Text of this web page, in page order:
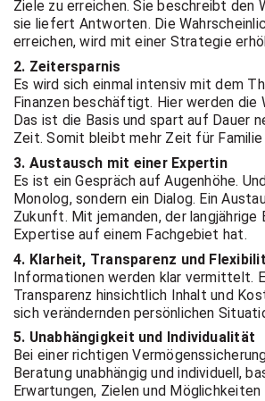
Ziele zu erreichen. Sie beschreibt den
sie liefert Antworten. Die
erreichen, wird mit einer Strategie
2. Zeitersparnis
Es wird sich einmal intensiv mit dem
Finanzen beschäftigt. Hier werden die
Das ist die Basis und spart auf Dauer
Zeit. Somit bleibt mehr Zeit für Familie
3. Austausch mit einer Expertin
Es ist ein Gespräch auf Augenhöhe.
Monolog, sondern ein Dialog. Ein
Zukunft. Mit jemanden, der langjährige
Expertise auf einem Fachgebiet hat.
4. Klarheit, Transparenz und
Informationen werden klar vermittelt.
Transparenz hinsichtlich Inhalt und
sich verändernden persönlichen
5. Unabhängigkeit und Individualität
Bei einer richtigen
Beratung unabhängig und individuell,
Erwartungen, Zielen und Möglichkeiten